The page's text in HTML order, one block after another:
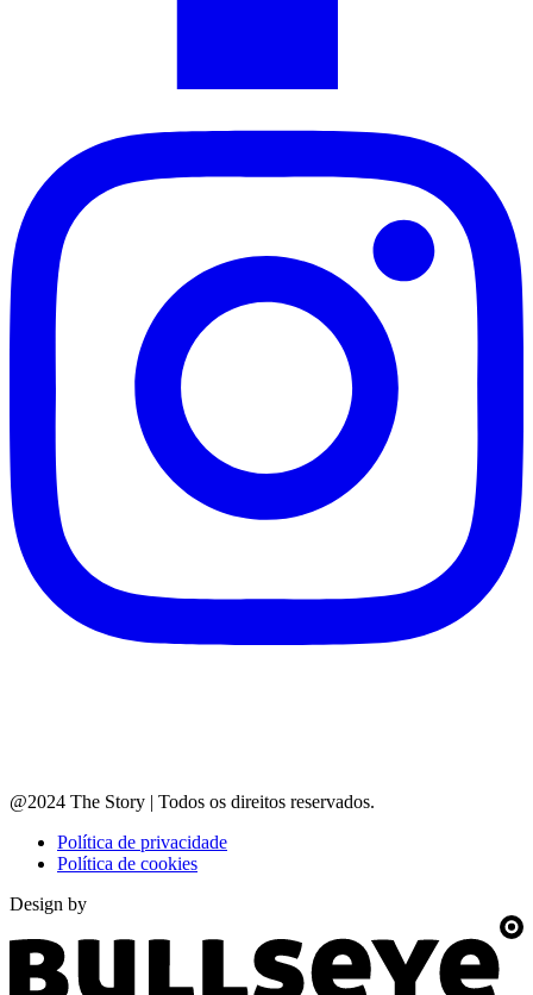
@2024 The Story | Todos os direitos reservados.
Política de privacidade
Política de cookies
Design by